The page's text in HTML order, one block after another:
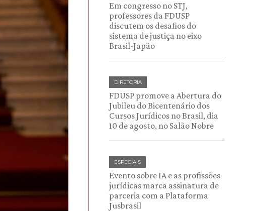
Em congresso no STJ,
professores da FDUSP
discutem os desafios do
sistema de justiça no eixo
Brasil-Japão
DIRETORIA
FDUSP promove a Abertura do
Jubileu do Bicentenário dos
Cursos Jurídicos no Brasil, dia
10 de agosto, no Salão Nobre
ESPECIAIS
Evento sobre IA e as profissões
jurídicas marca assinatura de
parceria com a Plataforma
Jusbrasil